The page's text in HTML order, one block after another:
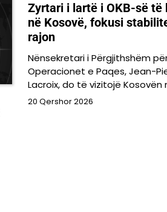
Zyrtari i lartë i OKB-së të
në Kosovë, fokusi
rajon
Nënsekretari i Përgjithshëm
Operacionet e Paqes, Jean-
Lacroix, do të vizitojë Kosovën
20 Qershor 2026